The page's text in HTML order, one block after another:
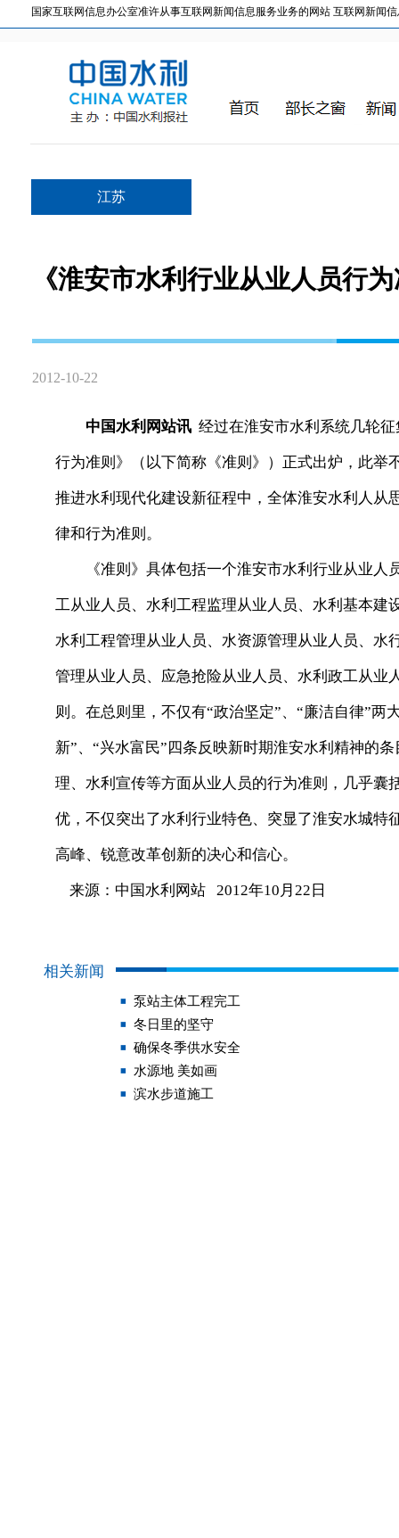
国家互联网信息办公室准许从事互联网新闻信息服务业务的网站 互联网新闻信
江苏
《淮安市水利行业从业人员行
2012-10-22
中国水利网站讯 经过在淮安市水利系统几轮
行为准则》（以下简称《准则》）正式出炉，此
推进水利现代化建设新征程中，全体淮安水利人
律和行为准则。
《准则》具体包括一个淮安市水利行业从业人
工从业人员、水利工程监理从业人员、水利基本
水利工程管理从业人员、水资源管理从业人员、
管理从业人员、应急抢险从业人员、水利政工从业
则。在总则里，不仅有“政治坚定”、“廉洁自律”两
新”、“兴水富民”四条反映新时期淮安水利精神的
理、水利宣传等方面从业人员的行为准则，几乎
优，不仅突出了水利行业特色、突显了淮安水城
高峰、锐意改革创新的决心和信心。
来源：中国水利网站 2012年10月22日
相关新闻
泵站主体工程完工
冬日里的坚守
确保冬季供水安全
水源地 美如画
滨水步道施工